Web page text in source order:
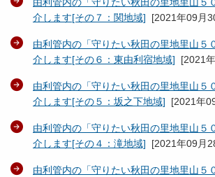
介します[その７：関地域] [2021年09月
由利管内の「守りたい秋田の里地里山５
介します[その６：東由利宿地域] [2021
由利管内の「守りたい秋田の里地里山５
介します[その５：坂之下地域] [2021年
由利管内の「守りたい秋田の里地里山５
介します[その４：滝地域] [2021年09月
由利管内の「守りたい秋田の里地里山５